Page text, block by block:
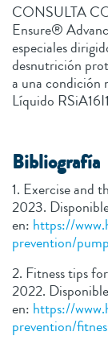
CONSULTA
Ensure®
especiales
desnutrición
a una
Líquido
Bibliografía
1. Exercise and
2023.
en: https://
prevention/
2. Fitness tips
2022. Disponible
en: https://
prevention/